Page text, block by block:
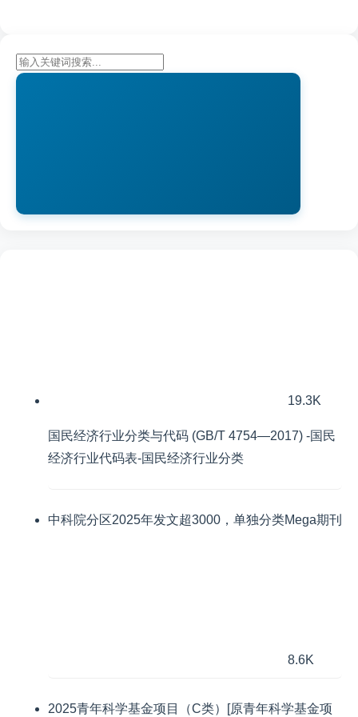
19.3K
国民经济行业分类与代码 (GB/T 4754—2017) -国民
经济行业代码表-国民经济行业分类
中科院分区2025年发文超3000，单独分类Mega期刊
8.6K
2025青年科学基金项目（C类）[原青年科学基金项